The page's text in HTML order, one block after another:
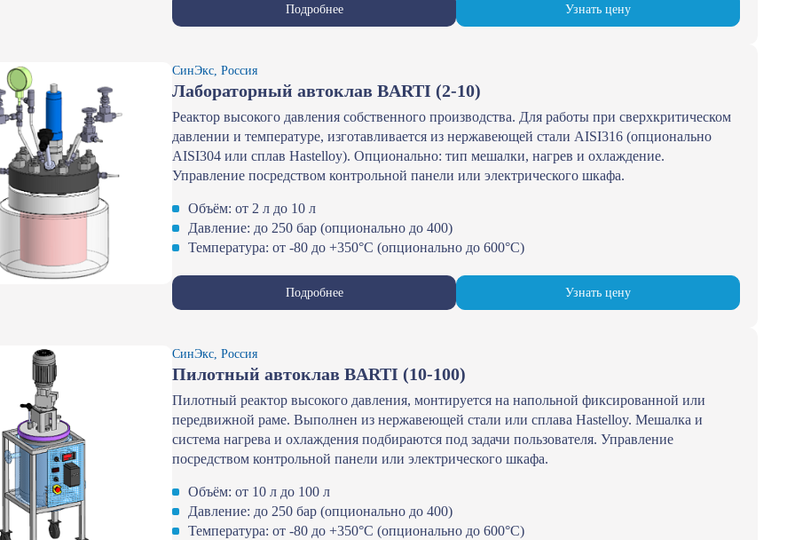
Подробнее Узнать цену
СинЭкс, Россия
Лабораторный автоклав BARTI (2-10)
Реактор высокого давления собственного производства. Для работы при сверхкритическом
давлении и температуре, изготавливается из нержавеющей стали AISI316 (опционально
AISI304 или сплав Hastelloy). Опционально: тип мешалки, нагрев и охлаждение.
Управление посредством контрольной панели или электрического шкафа.
Объём: от 2 л до 10 л
Давление: до 250 бар (опционально до 400)
Температура: от -80 до +350°С (опционально до 600°С)
Подробнее Узнать цену
СинЭкс, Россия
Пилотный автоклав BARTI (10-100)
Пилотный реактор высокого давления, монтируется на напольной фиксированной или
передвижной раме. Выполнен из нержавеющей стали или сплава Hastelloy. Мешалка и
система нагрева и охлаждения подбираются под задачи пользователя. Управление
посредством контрольной панели или электрического шкафа.
Объём: от 10 л до 100 л
Давление: до 250 бар (опционально до 400)
Температура: от -80 до +350°С (опционально до 600°С)